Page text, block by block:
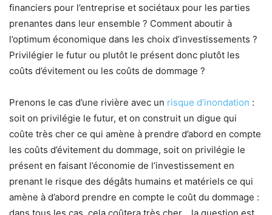
financiers pour l’entreprise et sociétaux pour les parties
prenantes dans leur ensemble ? Comment aboutir à
l’optimum économique dans les choix d’investissements ?
Privilégier le futur ou plutôt le présent donc plutôt les
coûts d’évitement ou les coûts de dommage ?
Prenons le cas d’une rivière avec un risque d’inondation :
soit on privilégie le futur, et on construit un digue qui
coûte très cher ce qui amène à prendre d’abord en compte
les coûts d’évitement du dommage, soit on privilégie le
présent en faisant l’économie de l’investissement en
prenant le risque des dégâts humains et matériels ce qui
amène à d’abord prendre en compte le coût du dommage :